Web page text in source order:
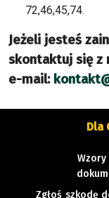
72,46,45,74.
Jeżeli jesteś
skontaktuj się z
e-mail:
Dla
Zgłoś szkodę